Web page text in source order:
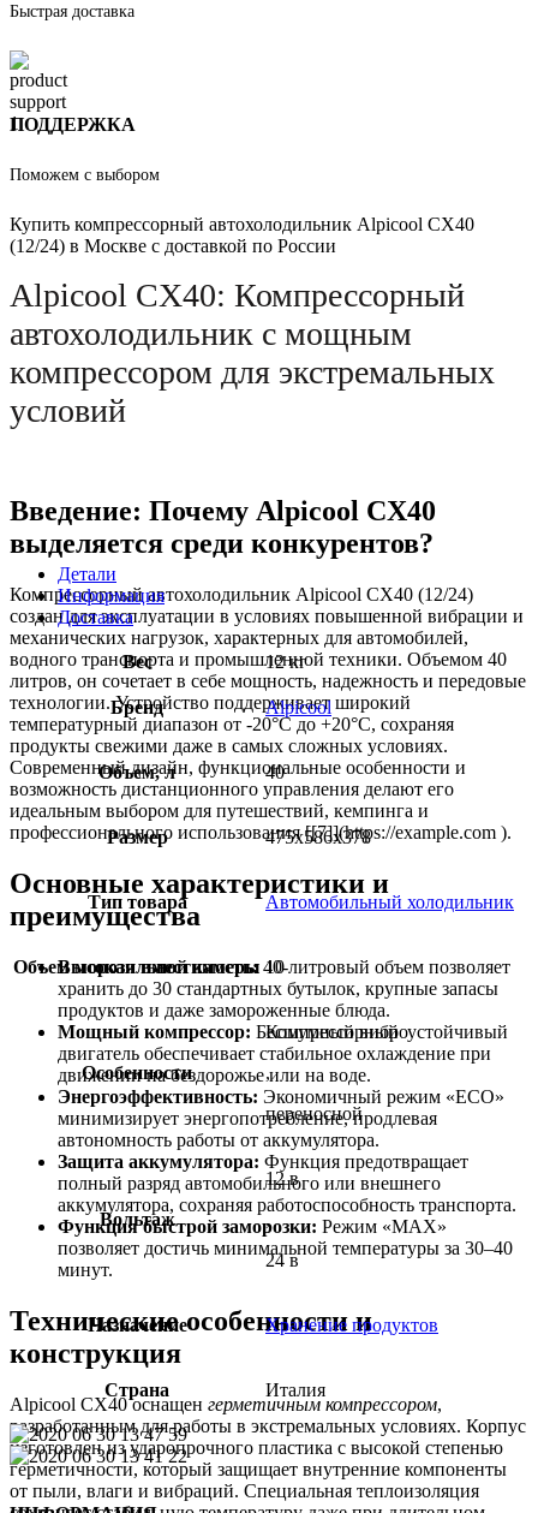
Быстрая доставка
ПОДДЕРЖКА
Поможем с выбором
Купить компрессорный автохолодильник Alpicool CX40
(12/24) в Москве с доставкой по России
Alpicool CX40: Компрессорный
автохолодильник с мощным
компрессором для экстремальных
условий
Введение: Почему Alpicool CX40
выделяется среди конкурентов?
Компрессорный автохолодильник Alpicool CX40 (12/24)
создан для эксплуатации в условиях повышенной вибрации и
механических нагрузок, характерных для автомобилей,
водного транспорта и промышленной техники. Объемом 40
литров, он сочетает в себе мощность, надежность и передовые
технологии. Устройство поддерживает широкий
температурный диапазон от -20°C до +20°C, сохраняя
продукты свежими даже в самых сложных условиях.
Современный дизайн, функциональные особенности и
возможность дистанционного управления делают его
идеальным выбором для путешествий, кемпинга и
профессионального использования [[7]](https://example.com ).
Основные характеристики и
преимущества
Высокая вместимость:40-литровый объем позволяет
хранить до 30 стандартных бутылок, крупные запасы
продуктов и даже замороженные блюда.
Мощный компрессор: Бесшумный виброустойчивый
двигатель обеспечивает стабильное охлаждение при
движении на бездорожье или на воде.
Энергоэффективность: Экономичный режим «ECO»
минимизирует энергопотребление, продлевая
автономность работы от аккумулятора.
Защита аккумулятора: Функция предотвращает
полный разряд автомобильного или внешнего
аккумулятора, сохраняя работоспособность транспорта.
Функция быстрой заморозки: Режим «MAX»
позволяет достичь минимальной температуры за 30–40
минут.
Технические особенности и
конструкция
Alpicool CX40 оснащен герметичным компрессором,
разработанным для работы в экстремальных условиях. Корпус
изготовлен из ударопрочного пластика с высокой степенью
герметичности, который защищает внутренние компоненты
от пыли, влаги и вибраций. Специальная теплоизоляция
Детали
Информация
Доставка
Вес 12 кг
Бренд Alpicool
Объем, л 40
Размер 475x586x378
Тип товара Автомобильный холодильник
Объем морозильной камеры 10
Особенности
Компрессорный
,
переносной
Вольтаж
12 в
,
24 в
Назначение Хранение продуктов
Страна Италия